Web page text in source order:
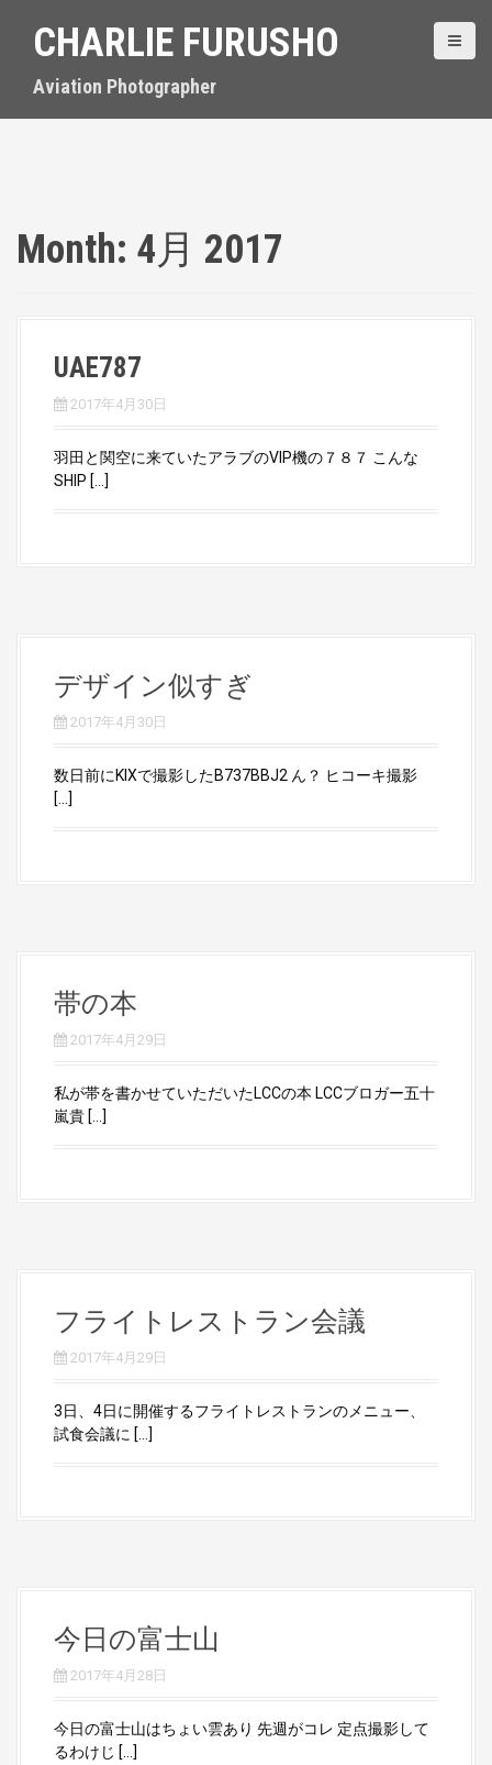
CHARLIE FURUSHO
Aviation Photographer
Month: 4月 2017
UAE787
2017年4月30日
羽田と関空に来ていたアラブのVIP機の７８７ こんな
SHIP […]
デザイン似すぎ
2017年4月30日
数日前にKIXで撮影したB737BBJ2 ん？ ヒコーキ撮影
[…]
帯の本
2017年4月29日
私が帯を書かせていただいたLCCの本 LCCブロガー五十
嵐貴 […]
フライトレストラン会議
2017年4月29日
3日、4日に開催するフライトレストランのメニュー、
試食会議に […]
今日の富士山
2017年4月28日
今日の富士山はちょい雲あり 先週がコレ 定点撮影して
るわけじ […]